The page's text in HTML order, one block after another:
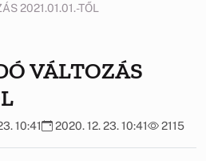
2021.01.01.-TŐL
VÁLTOZÁS
10:41 2020. 12. 23. 10:41 2115